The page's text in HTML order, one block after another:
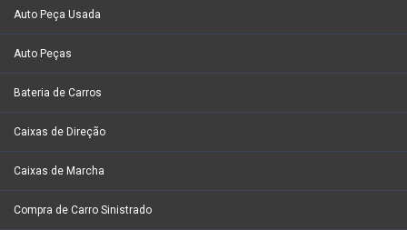
Auto Peça Usada
Auto Peças
Bateria de Carros
Caixas de Direção
Caixas de Marcha
Compra de Carro Sinistrado